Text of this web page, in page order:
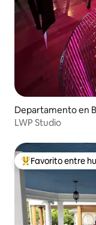
Departamento en
LWP Studio
Favorito entre los
Favorito entre